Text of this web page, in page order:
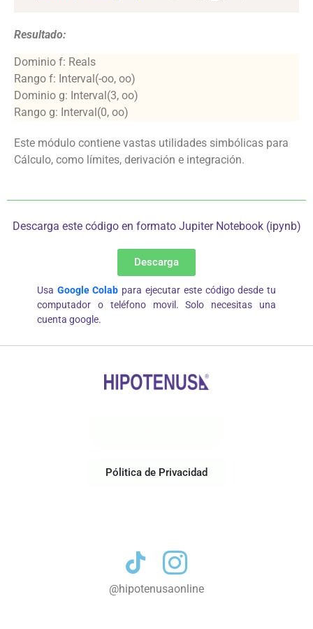
Resultado:
Dominio f: Reals
Rango f: Interval(-oo, oo)
Dominio g: Interval(3, oo)
Rango g: Interval(0, oo)
Este módulo contiene vastas utilidades simbólicas para
Cálculo, como límites, derivación e integración.
Descarga este código en formato Jupiter Notebook (ipynb)
Descarga
Usa Google Colab para ejecutar este código desde tu
computador o teléfono movil. Solo necesitas una
cuenta google.
Pólitica de Privacidad
@hipotenusaonline